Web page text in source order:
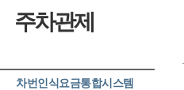
주차관제
차번인식요금통합시스템